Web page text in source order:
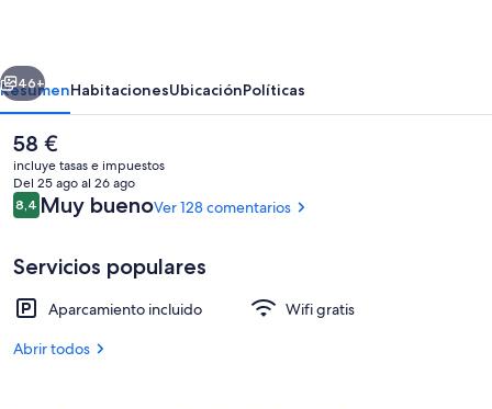
Televisión LED de 32 pulgadas con
Siguiente
46+
ResumenHabitacionesUbicaciónPolíticas
El
precio
actual
es
de
58 €
incluye tasas e impuestos
Del 25 ago al 26 ago
Comentarios
8,48,4 de 10
Muy buenoVer 128 comentarios
Servicios populares
Aparcamiento incluido
Wifi gratis
Abrir todos